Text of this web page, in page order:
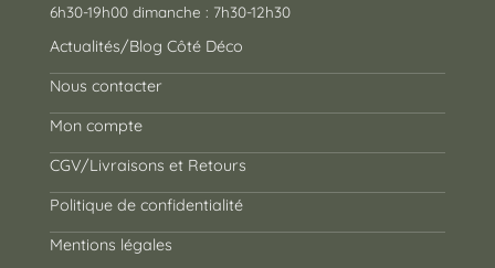
6h30-19h00 dimanche : 7h30-12h30
Actualités/Blog Côté Déco
Nous contacter
Mon compte
CGV/Livraisons et Retours
Politique de confidentialité
Mentions légales